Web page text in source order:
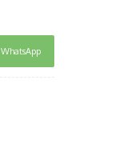
WhatsApp